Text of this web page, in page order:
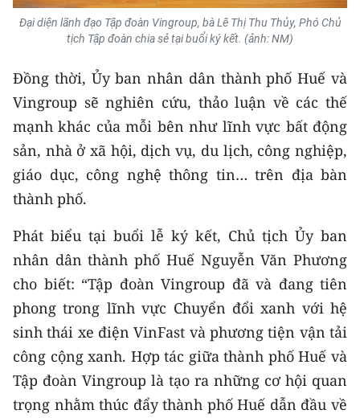
ENGLISH
FRANÇAIS
РУССКИЙ
ESPAÑOL
한국어
Đại diện lãnh đạo Tập đoàn Vingroup, bà Lê Thị Thu Thủy, Phó Chủ
tịch Tập đoàn chia sẻ tại buổi ký kết. (ảnh: NM)
Đồng thời, Ủy ban nhân dân thành phố Huế và
Vingroup sẽ nghiên cứu, thảo luận về các thế
mạnh khác của mỗi bên như lĩnh vực bất động
sản, nhà ở xã hội, dịch vụ, du lịch, công nghiệp,
giáo dục, công nghệ thông tin… trên địa bàn
thành phố.
Phát biểu tại buổi lễ ký kết, Chủ tịch Ủy ban
nhân dân thành phố Huế Nguyễn Văn Phương
cho biết: “Tập đoàn Vingroup đã và đang tiên
phong trong lĩnh vực Chuyển đổi xanh với hệ
sinh thái xe điện VinFast và phương tiện vận tải
công cộng xanh. Hợp tác giữa thành phố Huế và
Tập đoàn Vingroup là tạo ra những cơ hội quan
trọng nhằm thúc đẩy thành phố Huế dẫn đầu về